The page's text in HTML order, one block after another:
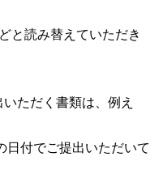
と読み替えていただき
ただく書類は、例え
日付でご提出いただいて